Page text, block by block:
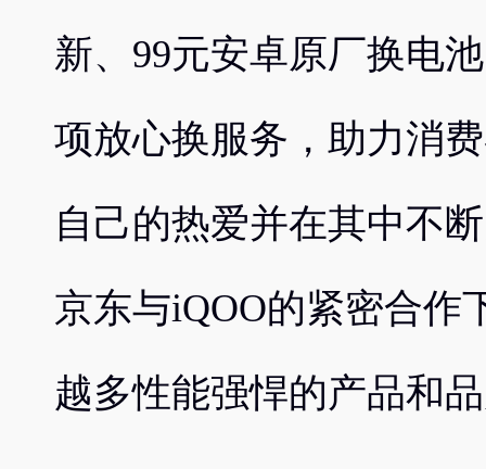
新、99元安卓原厂换电
项放心换服务，助力消
自己的热爱并在其中不
京东与iQOO的紧密合作
越多性能强悍的产品和